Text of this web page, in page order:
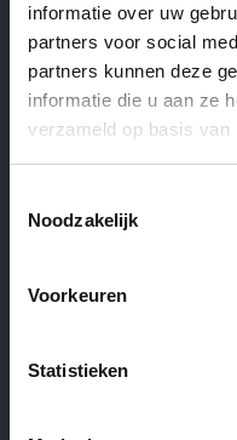
informatie over uw
partners voor social
partners kunnen deze
informatie die u aan ze
verzameld op basis van
Noodzakelijk
Voorkeuren
Statistieken
Floor
Material
Multi Solid
View similar